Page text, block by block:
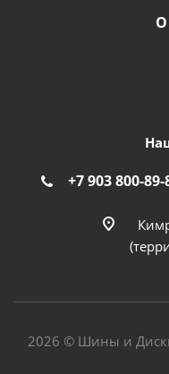
+7 903 800-89-
2026 © Шины и